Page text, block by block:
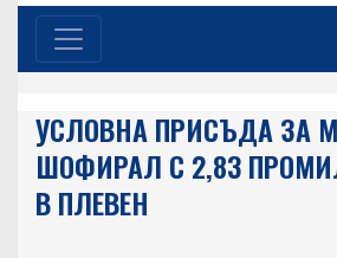
УСЛОВНА ПРИСЪДА ЗА
ШОФИРАЛ С 2,83
В ПЛЕВЕН